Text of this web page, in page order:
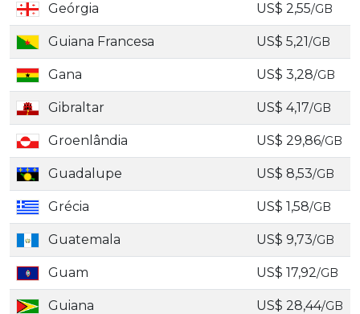
Geórgia US$ 2,55/GB
Guiana Francesa US$ 5,21/GB
Gana US$ 3,28/GB
Gibraltar US$ 4,17/GB
Groenlândia US$ 29,86/GB
Guadalupe US$ 8,53/GB
Grécia US$ 1,58/GB
Guatemala US$ 9,73/GB
Guam US$ 17,92/GB
Guiana US$ 28,44/GB